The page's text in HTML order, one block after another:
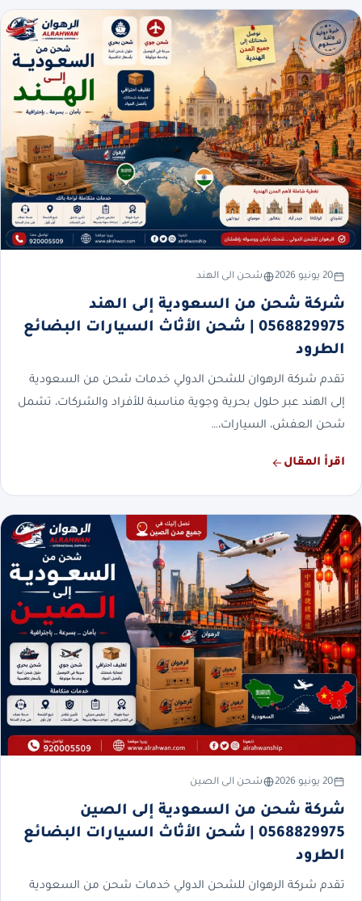
20 يونيو 2026 شحن الى الهند
شركة شحن من السعودية إلى الهند
0568829975 | شحن الأثاث السيارات البضائع
الطرود
تقدم شركة الرهوان للشحن الدولي خدمات شحن من السعودية
إلى الهند عبر حلول بحرية وجوية مناسبة للأفراد والشركات، تشمل
شحن العفش، السيارات،…
اقرأ المقال
20 يونيو 2026 شحن الى الصين
شركة شحن من السعودية إلى الصين
0568829975 | شحن الأثاث السيارات البضائع
الطرود
تقدم شركة الرهوان للشحن الدولي خدمات شحن من السعودية